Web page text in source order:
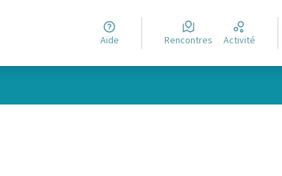
Aide Rencontres Activité